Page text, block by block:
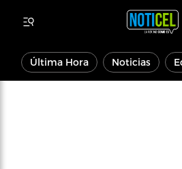
Última Hora Noticias